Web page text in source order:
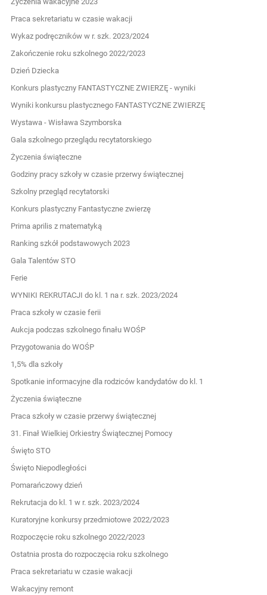
Praca sekretariatu w czasie wakacji
Wykaz podręczników w r. szk. 2023/2024
Zakończenie roku szkolnego 2022/2023
Dzień Dziecka
Konkurs plastyczny FANTASTYCZNE ZWIERZĘ - wyniki
Wyniki konkursu plastycznego FANTASTYCZNE ZWIERZĘ
Wystawa - Wisława Szymborska
Gala szkolnego przeglądu recytatorskiego
Życzenia świąteczne
Godziny pracy szkoły w czasie przerwy świątecznej
Szkolny przegląd recytatorski
Konkurs plastyczny Fantastyczne zwierzę
Prima aprilis z matematyką
Ranking szkół podstawowych 2023
Gala Talentów STO
Ferie
WYNIKI REKRUTACJI do kl. 1 na r. szk. 2023/2024
Praca szkoły w czasie ferii
Aukcja podczas szkolnego finału WOŚP
Przygotowania do WOŚP
1,5% dla szkoły
Spotkanie informacyjne dla rodziców kandydatów do kl. 1
Życzenia świąteczne
Praca szkoły w czasie przerwy świątecznej
31. Finał Wielkiej Orkiestry Świątecznej Pomocy
Święto STO
Święto Niepodległości
Pomarańczowy dzień
Rekrutacja do kl. 1 w r. szk. 2023/2024
Kuratoryjne konkursy przedmiotowe 2022/2023
Rozpoczęcie roku szkolnego 2022/2023
Ostatnia prosta do rozpoczęcia roku szkolnego
Praca sekretariatu w czasie wakacji
Wakacyjny remont